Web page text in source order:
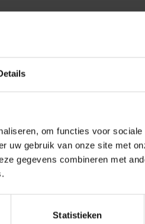
om functies voor
uw gebruik van onze site met
gegevens combineren met
Statistieken